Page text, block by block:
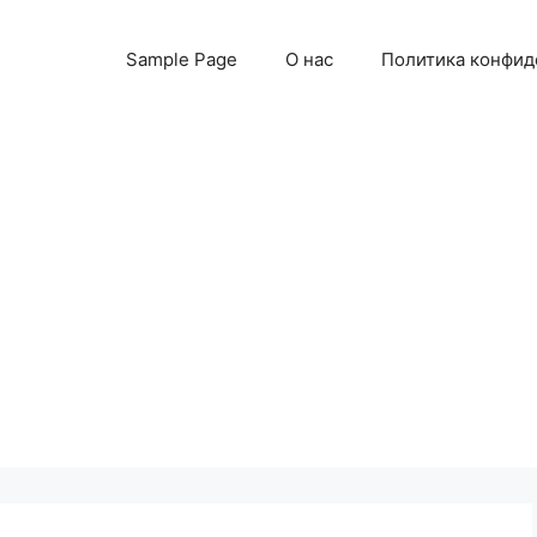
Sample Page О нас Политика